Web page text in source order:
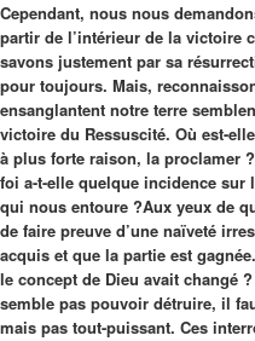
Cependant, nous nous
partir de l’intérieur de la victoire
savons justement par sa
pour toujours. Mais,
ensanglantent notre terre
victoire du Ressuscité. Où est-
à plus forte raison, la proclamer
foi a-t-elle quelque incidence sur
qui nous entoure ?Aux yeux de
de faire preuve d’une naïveté
acquis et que la partie est
le concept de Dieu avait changé
semble pas pouvoir détruire, il
mais pas tout-puissant. Ces